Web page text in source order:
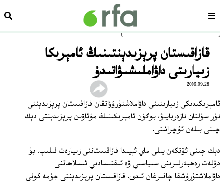
ئاساسلىق مەزمۇنغا ئاتلاڭسەھىپە
قازاقىستان پرېزىدېنتىنىڭ ئامېرىكا
زىيارىتى داۋاملىشىۋاتىدۇ
2006.09.28
ئامېرىكىدىكى زىيارىتىنى داۋاملاشتۇرۇۋاتقان قازاقىستان پرېزىدېنتى
نۇر سۇلتان نازەربايېۋ، بۈگۈن ئامېرىكىنىڭ مۇئاۋىن پرېزىدېنتى دېك
چىنى بىلەن ئۇچراشتى.
دېك چىنى ئۆتكەن يىلى ماي ئېيىدا قازاقىستاننى زىيارەت قىلىپ، بۇ
دۆلەت رەھبەرلىرىنى سىياسىي ۋە ئىقتىسادىي ئىسلاھاتنى
داۋاملاشتۇرۇشقا چاقىرغان ئىدى. قازاقىستان پرېزىدېنتى جۈمە كۈنى